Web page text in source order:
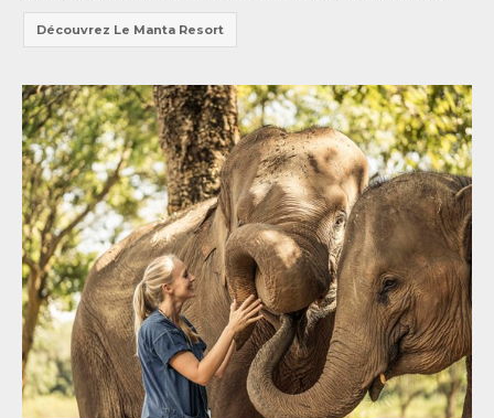
Découvrez Le Manta Resort